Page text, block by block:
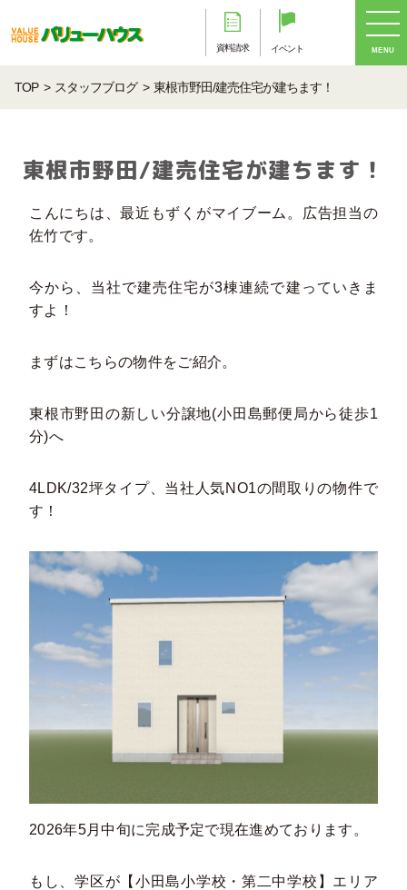
資料請求 イベント MENU
TOP スタッフブログ 東根市野田/建売住宅が建ちます！
東根市野田/建売住宅が建ちます！
こんにちは、最近もずくがマイブーム。広告担当の
佐竹です。
今から、当社で建売住宅が3棟連続で建っていきま
すよ！
まずはこちらの物件をご紹介。
東根市野田の新しい分譲地(小田島郵便局から徒歩1
分)へ
4LDK/32坪タイプ、当社人気NO1の間取りの物件で
す！
2026年5月中旬に完成予定で現在進めております。
もし、学区が【小田島小学校・第二中学校】エリア